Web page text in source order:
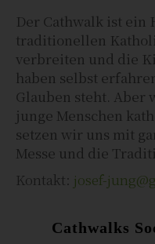
Der Cathwalk ist ein
traditionellen
verbreiten und die
haben selbst
Glauben steht. Aber
junge Menschen
setzen wir uns mit
Messe und die
Kontakt: josef-
Cathwalks